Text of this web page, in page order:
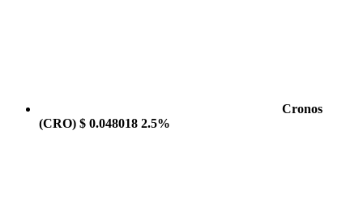
Cronos
(CRO) $ 0.048018 2.5%